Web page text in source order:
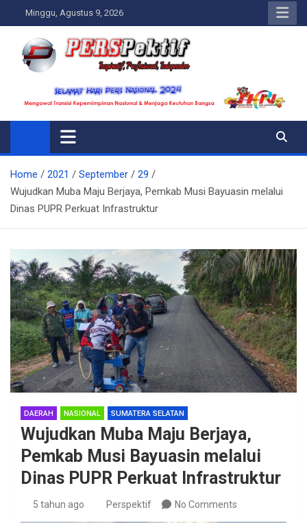
to
content
Minggu, Agustus 9, 2026
Perspektif.today
Ispiratif Profesional Independen
Home 2021 September
29
Wujudkan Muba Maju Berjaya, Pemkab Musi Bayuasin melalui
Dinas PUPR Perkuat Infrastruktur
DAERAH NASIONAL SUMATERA SELATAN
Wujudkan Muba Maju Berjaya,
Pemkab Musi Bayuasin melalui
Dinas PUPR Perkuat Infrastruktur
5 tahun ago Perspektif No Comments